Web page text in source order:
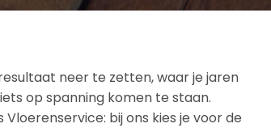
neer te zetten, waar je jaren
op spanning komen te staan.
bij ons kies je voor de